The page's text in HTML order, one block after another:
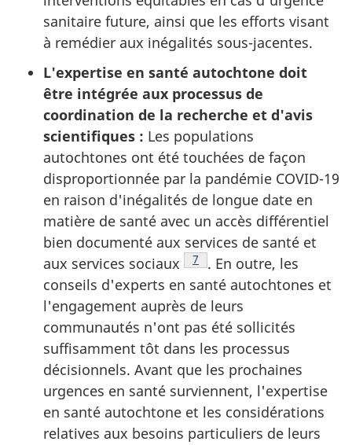
sanitaire future, ainsi que les efforts visant
à remédier aux inégalités sous-jacentes.
L'expertise en santé autochtone doit
être intégrée aux processus de
coordination de la recherche et d'avis
scientifiques : Les populations
autochtones ont été touchées de façon
disproportionnée par la pandémie COVID-19
en raison d'inégalités de longue date en
matière de santé avec un accès différentiel
bien documenté aux services de santé et
aux services sociaux
Note de bas de page
7
. En outre, les
conseils d'experts en santé autochtones et
l'engagement auprès de leurs
communautés n'ont pas été sollicités
suffisamment tôt dans les processus
décisionnels. Avant que les prochaines
urgences en santé surviennent, l'expertise
en santé autochtone et les considérations
relatives aux besoins particuliers de leurs